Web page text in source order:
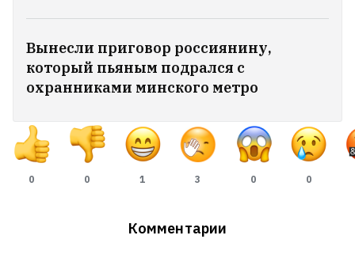
Вынесли приговор россиянину,
который пьяным подрался с
охранниками минского метро
0 0 1 3 0 0
Комментарии
Российским ударом под Киевом
убило бабушку, дедушку и
трёхлетнего внука